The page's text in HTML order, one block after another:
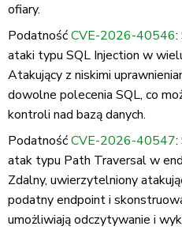
ofiary.
PodatnośćCVE-2026-40546:
ataki typu SQL Injection w
Atakujący z niskimi
dowolne polecenia SQL, co
kontroli nad bazą danych.
PodatnośćCVE-2026-40547:
atak typu Path Traversal w
Zdalny, uwierzytelniony
podatny endpoint i
umożliwiają odczytywanie i